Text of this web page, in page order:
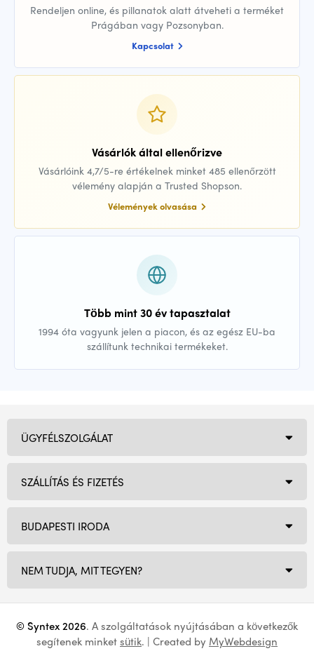
Rendeljen online, és pillanatok alatt átveheti a terméket
Prágában vagy Pozsonyban.
Kapcsolat
Vásárlók által ellenőrizve
Vásárlóink 4,7/5-re értékelnek minket 485 ellenőrzött
vélemény alapján a Trusted Shopson.
Vélemények olvasása
Több mint 30 év tapasztalat
1994 óta vagyunk jelen a piacon, és az egész EU-ba
szállítunk technikai termékeket.
BUDAPESTI IRODA
NEM TUDJA, MIT TEGYEN?
ÜGYFÉLSZOLGÁLAT
SZÁLLÍTÁS ÉS FIZETÉS
© Syntex 2026. A szolgáltatások nyújtásában a következők
segítenek minketsütik. | Created by MyWebdesign